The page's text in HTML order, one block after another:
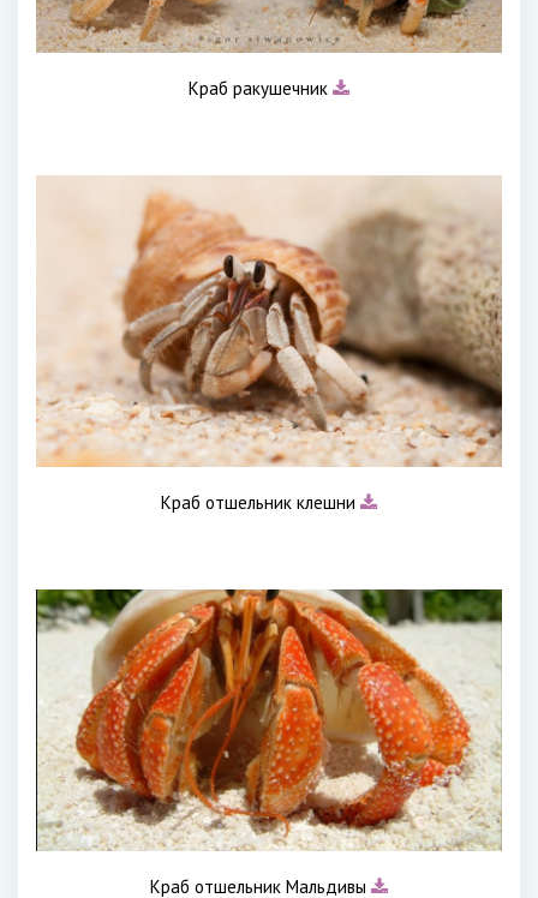
Краб ракушечник
Краб отшельник клешни
Краб отшельник Мальдивы